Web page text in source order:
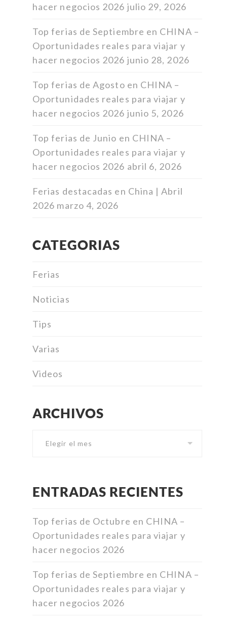
hacer negocios 2026 julio 29, 2026
Top ferias de Septiembre en CHINA –
Oportunidades reales para viajar y
hacer negocios 2026 junio 28, 2026
Top ferias de Agosto en CHINA –
Oportunidades reales para viajar y
hacer negocios 2026 junio 5, 2026
Top ferias de Junio en CHINA –
Oportunidades reales para viajar y
hacer negocios 2026 abril 6, 2026
Ferias destacadas en China | Abril
2026 marzo 4, 2026
CATEGORIAS
Ferias
Noticias
Tips
Varias
Videos
ARCHIVOS
ENTRADAS RECIENTES
Top ferias de Octubre en CHINA –
Oportunidades reales para viajar y
hacer negocios 2026
Top ferias de Septiembre en CHINA –
Oportunidades reales para viajar y
hacer negocios 2026